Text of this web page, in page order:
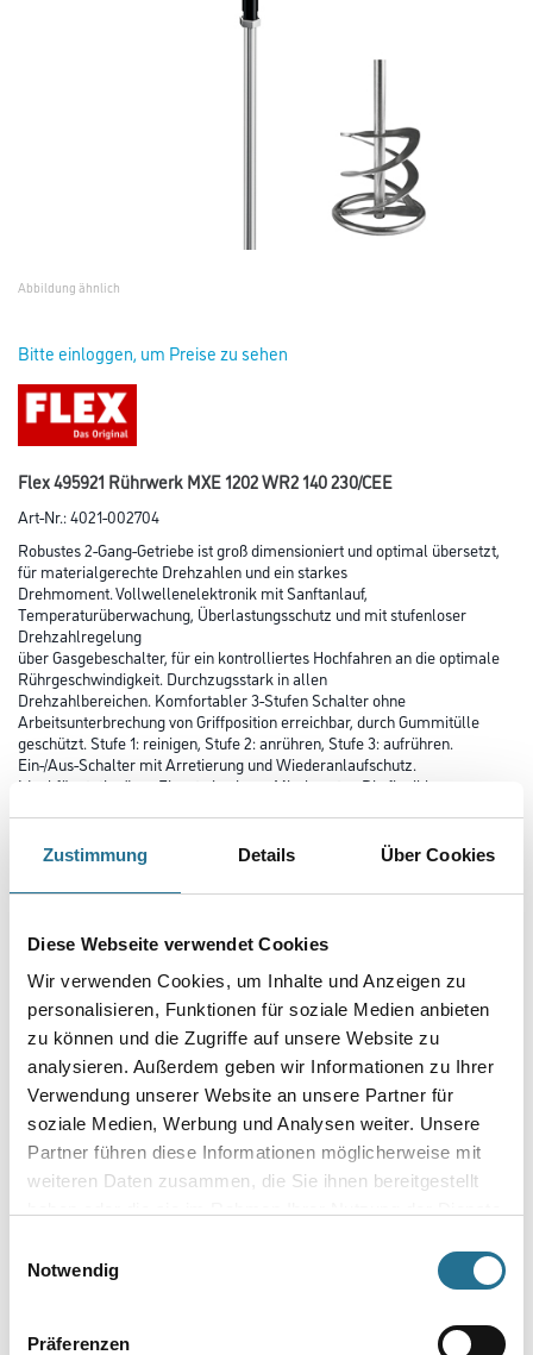
Zustimmung Details Über Cookies
Diese Webseite verwendet Cookies
Wir verwenden Cookies, um Inhalte und Anzeigen zu
personalisieren, Funktionen für soziale Medien anbieten
zu können und die Zugriffe auf unsere Website zu
analysieren. Außerdem geben wir Informationen zu Ihrer
Verwendung unserer Website an unsere Partner für
soziale Medien, Werbung und Analysen weiter. Unsere
Partner führen diese Informationen möglicherweise mit
weiteren Daten zusammen, die Sie ihnen bereitgestellt
Notwendig
Präferenzen
Abbildung ähnlich
Bitte einloggen, um Preise zu sehen
Flex 495921 Rührwerk MXE 1202 WR2 140 230/CEE
Art-Nr.:4021-002704
Robustes 2-Gang-Getriebe ist groß dimensioniert und optimal übersetzt,
für materialgerechte Drehzahlen und ein starkes
Drehmoment. Vollwellenelektronik mit Sanftanlauf,
Temperaturüberwachung, Überlastungsschutz und mit stufenloser
Drehzahlregelung
über Gasgebeschalter, für ein kontrolliertes Hochfahren an die optimale
Rührgeschwindigkeit. Durchzugsstark in allen
Drehzahlbereichen. Komfortabler 3-Stufen Schalter ohne
Arbeitsunterbrechung von Griffposition erreichbar, durch Gummitülle
geschützt. Stufe 1: reinigen, Stufe 2: anrühren, Stufe 3: aufrühren.
Ein-/Aus-Schalter mit Arretierung und Wiederanlaufschutz.
Ideal für stationären Einsatz in einem Mischcenter. Die flexible
Ergonomische Handgriffe am Antrieb, wenig Gewicht,
entspannte Armhaltung und aufrechte Körperposition für eine
komfortable und kräfteschonende Bedienung. Vier Stoßecken mit
Schutz gegen Stöße und Schläge auf der Baustelle.
Schutzkappe über dem Motorgehäuse lenkt den Kühl-Luftstrom und
verhindert das Eindringen von Spritzwasser. Spindelarretierung
mit Anlaufschutz vereinfacht den Wechsel des Rührstabes. Für
Mischanwendungen bis 60 kg. Mit Rührstab WR2 für Rührgut pastös bis
zäh., Fliesenkleber, Fugenmasse, Ausgleichsmasse, Kleber, Fertigputz
und Klebemörtel.
Länge in Millimeter